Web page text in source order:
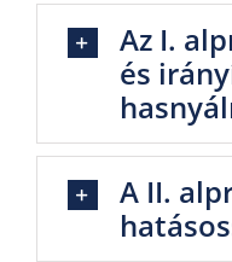
Az I.
és
A II.